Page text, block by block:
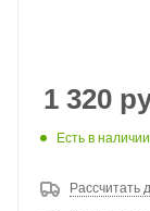
1 320
Есть в наличии
Рассчитать